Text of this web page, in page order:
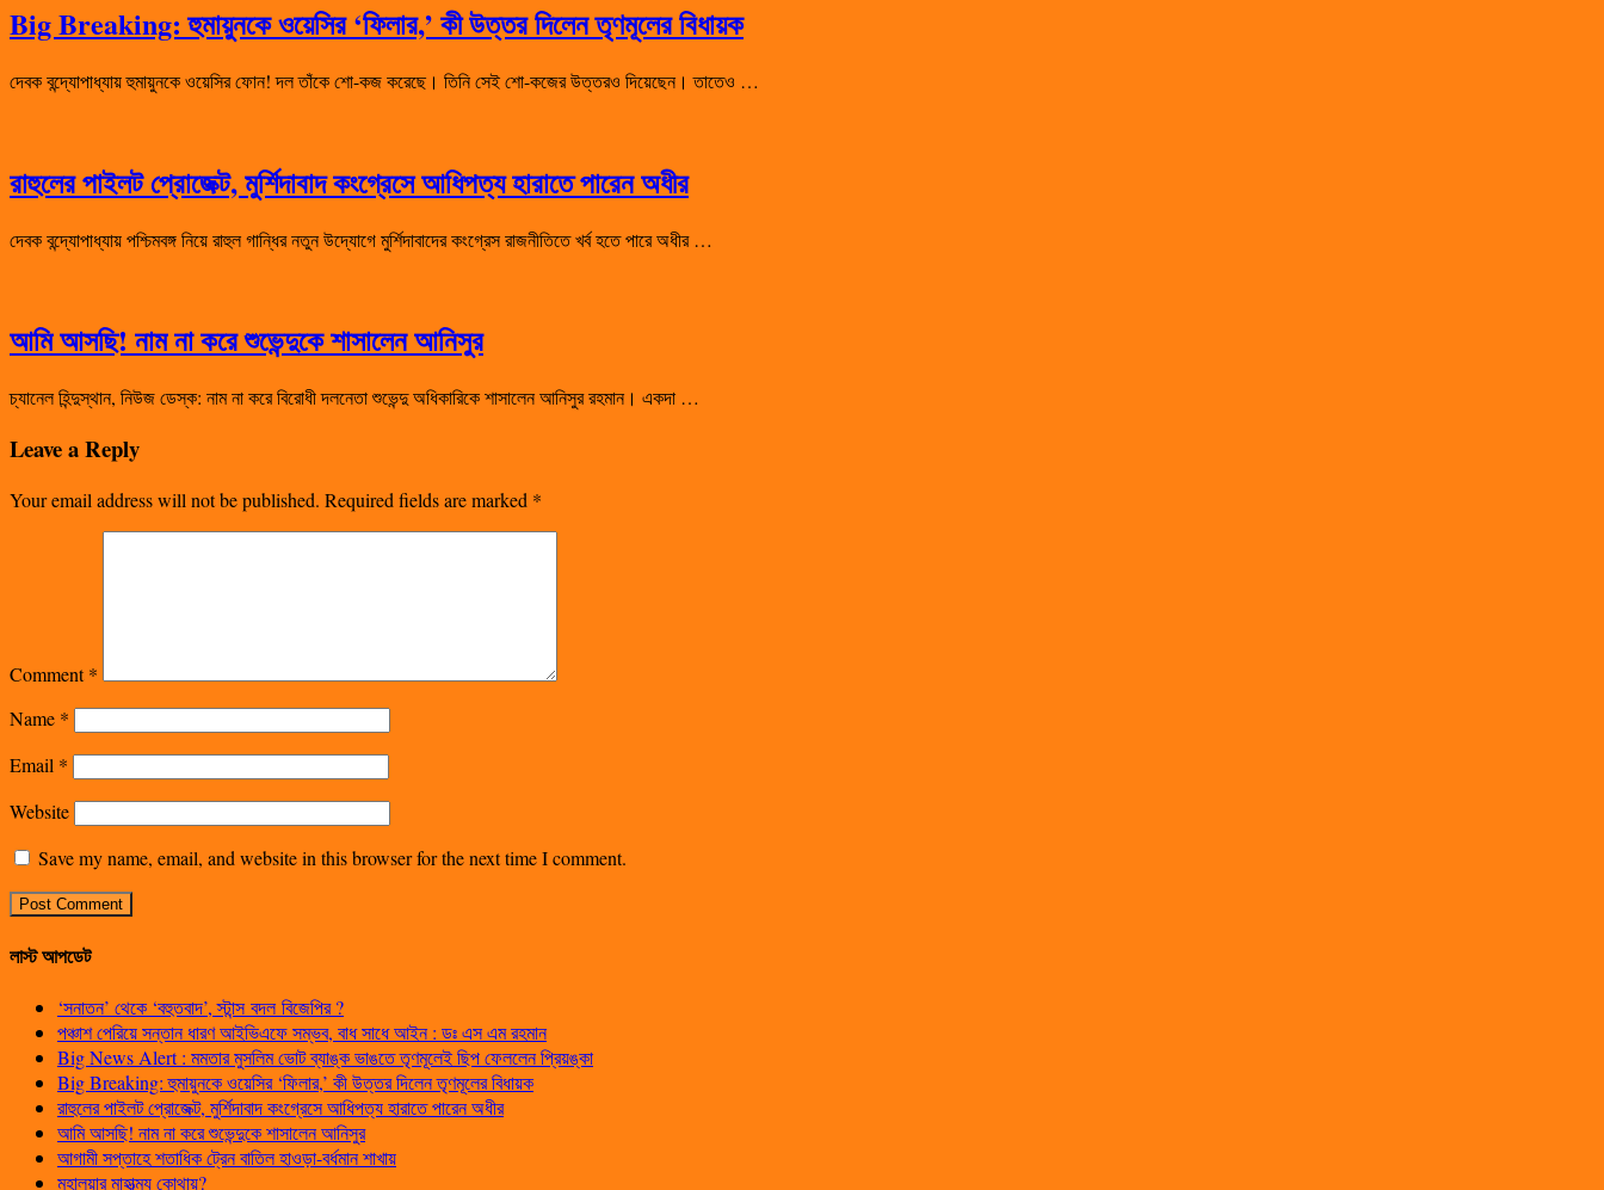
Big Breaking: হুমায়ুনকে ওয়েসির ‘ফিলার,’ কী উত্তর দিলেন তৃণমূলের বিধায়ক
দেবক বন্দ্যোপাধ্যায় হুমায়ুনকে ওয়েসির ফোন! দল তাঁকে শো-কজ করেছে। তিনি সেই শো-কজের উত্তরও দিয়েছেন। তাতেও …
রাহুলের পাইলট প্রোজেক্ট, মুর্শিদাবাদ কংগ্রেসে আধিপত্য হারাতে পারেন অধীর
দেবক বন্দ্যোপাধ্যায় পশ্চিমবঙ্গ নিয়ে রাহুল গান্ধির নতুন উদ্যোগে মুর্শিদাবাদের কংগ্রেস রাজনীতিতে খর্ব হতে পারে অধীর …
আমি আসছি! নাম না করে শুভেন্দুকে শাসালেন আনিসুর
চ্যানেল হিন্দুস্থান, নিউজ ডেস্ক: নাম না করে বিরোধী দলনেতা শুভেন্দু অধিকারিকে শাসালেন আনিসুর রহমান। একদা …
Leave a Reply
Your email address will not be published. Required fields are marked *
Comment*
Name *
Email *
Website
Save my name, email, and website in this browser for the next time I comment.
লাস্ট আপডেট
‘সনাতন’ থেকে ‘বহুতবাদ’, স্টান্স বদল বিজেপির ?
পঞ্চাশ পেরিয়ে সন্তান ধারণ আইভিএফে সম্ভব, বাধ সাধে আইন : ডঃ এস এম রহমান
Big News Alert : মমতার মুসলিম ভোট ব্যাঙ্ক ভাঙতে তৃণমূলেই ছিপ ফেললেন প্রিয়ঙ্কা
Big Breaking: হুমায়ুনকে ওয়েসির ‘ফিলার,’ কী উত্তর দিলেন তৃণমূলের বিধায়ক
রাহুলের পাইলট প্রোজেক্ট, মুর্শিদাবাদ কংগ্রেসে আধিপত্য হারাতে পারেন অধীর
আমি আসছি! নাম না করে শুভেন্দুকে শাসালেন আনিসুর
আগামী সপ্তাহে শতাধিক ট্রেন বাতিল হাওড়া-বর্ধমান শাখায়
মহালয়ার মাহাত্ম্য কোথায়?